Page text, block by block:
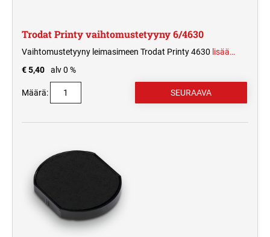
Trodat Printy vaihtomustetyyny 6/4630
Vaihtomustetyyny leimasimeen Trodat Printy 4630 lisää…
€ 5,40
alv 0 %
Määrä: